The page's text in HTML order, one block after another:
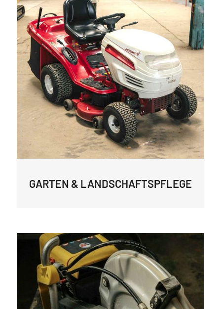
GARTEN & LANDSCHAFTSPFLEGE